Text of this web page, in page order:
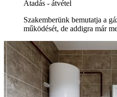
Átadás - átvétel
Szakemberünk bemutatja a
működését, de addigra már